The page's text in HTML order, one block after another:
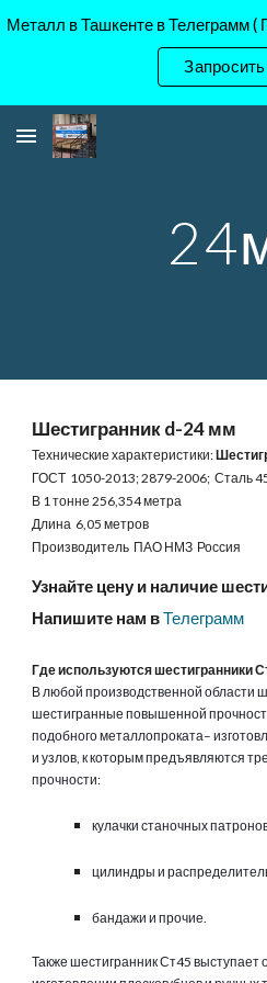
Шестигранник d-24 мм
Технические характеристики:
ГОСТ  1050-2013; 2879-2006;  Сталь
В 1 тонне 256,354 метра
Длина  6,05 метров
Производитель  ПАО НМЗ  Россия
Узнайте цену и наличие
Напишите нам в Телеграмм
Где используются шестигранники
В любой производственной области
шестигранные повышенной
подобного металлопроката–
и узлов, к которым предъявляются
прочности:
кулачки станочных
цилиндры и
бандажи и прочие.
Также шестигранник Ст45